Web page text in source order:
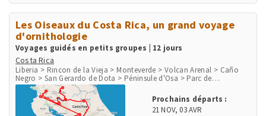
Les Oiseaux du Costa Rica, un grand voyage
d'ornithologie
Voyages guidés en petits groupes | 12 jours
Costa Rica
Liberia > Rincon de la Vieja > Monteverde > Volcan Arenal > Caño
Negro > San Gerardo de Dota > Péninsule d'Osa > Parc de
Corcovado > Parc National Marino Ballena > Playa Herradura &
Punta Leona > Rio Tarcoles & Carara > San JoseProchains départs :
21 NOV,03 AVR